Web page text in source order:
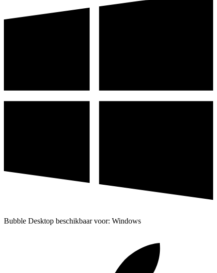
Bubble Desktop beschikbaar voor: Windows